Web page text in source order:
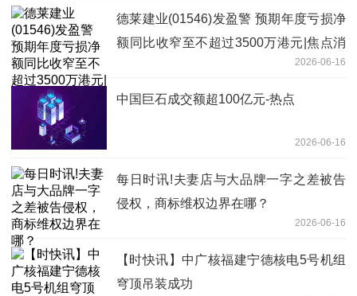
德莱建业(01546)发盈警 预期年度亏损净
额同比收窄至不超过3500万港元|焦点消
2026-06-16
中国巨石成交额超100亿元-热点
2026-06-16
每日时讯!夫妻店与大品牌一字之差被告
侵权，商标维权边界在哪？
2026-06-16
【时快讯】中广核福建宁德核电5号机组
穹顶吊装成功